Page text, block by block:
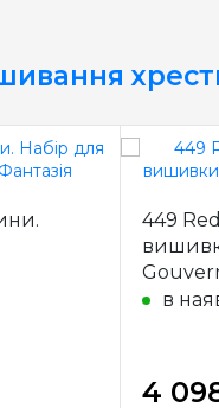
449
в
4